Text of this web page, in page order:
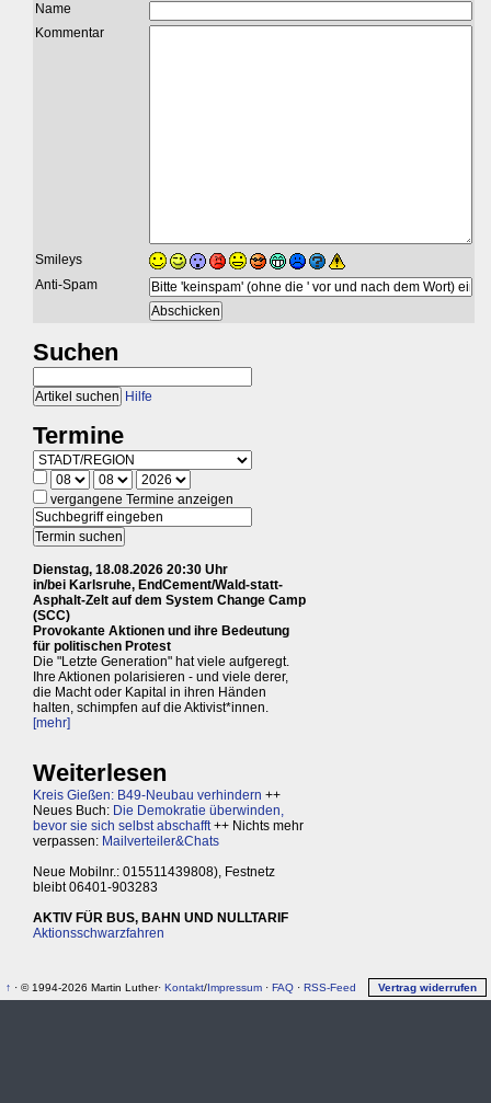
Name
Kommentar
Smileys
Anti-Spam
Suchen
Hilfe
Termine
vergangene Termine anzeigen
Dienstag, 18.08.2026 20:30 Uhr
in/bei Karlsruhe, EndCement/Wald-statt-
Asphalt-Zelt auf dem System Change Camp
(SCC)
Provokante Aktionen und ihre Bedeutung
für politischen Protest
Die "Letzte Generation" hat viele aufgeregt.
Ihre Aktionen polarisieren - und viele derer,
die Macht oder Kapital in ihren Händen
halten, schimpfen auf die Aktivist*innen.
[mehr]
Weiterlesen
Kreis Gießen: B49-Neubau verhindern ++
Neues Buch: Die Demokratie überwinden,
bevor sie sich selbst abschafft++ Nichts mehr
verpassen: Mailverteiler&Chats
Neue Mobilnr.: 015511439808), Festnetz
bleibt 06401-903283
AKTIV FÜR BUS, BAHN UND NULLTARIF
Aktionsschwarzfahren
↑ · © 1994-2026 Martin Luther· Kontakt/Impressum· FAQ· RSS-Feed Vertrag widerrufen